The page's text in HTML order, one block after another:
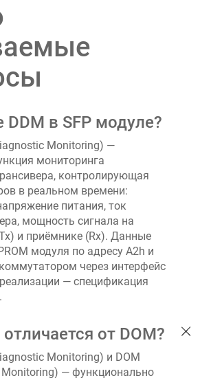
DDM в SFP модуле?
Monitoring) —
мониторинга
контролирующая
в реальном времени:
питания, ток
мощность сигнала на
и приёмнике (Rx). Данные
модуля по адресу A2h и
через интерфейс
— спецификация
от DOM?
Monitoring) и DOM
— функционально